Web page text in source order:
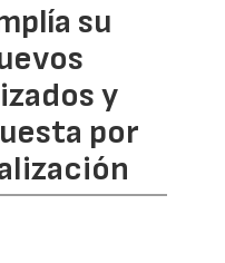
su
y
por